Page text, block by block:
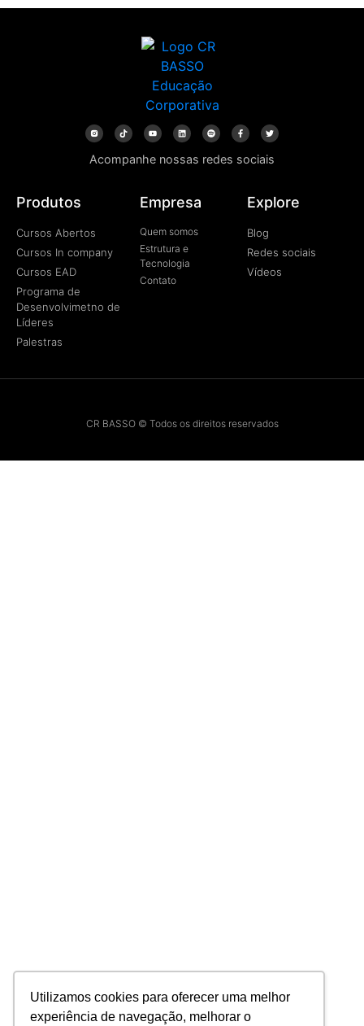
Utilizamos cookies para oferecer uma melhor
experiência de navegação, melhorar o
Acompanhe nossas redes sociais
Produtos
Cursos Abertos
Cursos In company
Cursos EAD
Programa de
Desenvolvimetno de
Líderes
Palestras
Empresa
Quem somos
Estrutura e
Tecnologia
Contato
Explore
Blog
Redes sociais
Vídeos
CR BASSO © Todos os direitos reservados